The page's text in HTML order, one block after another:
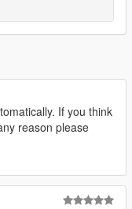
If you think
reason please